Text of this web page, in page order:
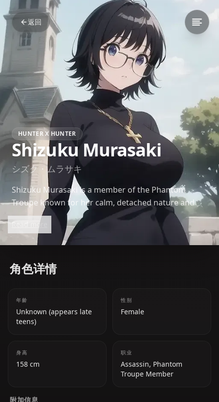
返回
HUNTER X HUNTER
Shizuku Murasaki
シズク・ムラサキ
Shizuku Murasaki is a member of the Phantom
Troupe known for her calm, detached nature and
deadly vacuum Nen ability. Though emotionally
distant, she’s a pivotal character in the group’s
operations.
Read more
角色详情
年龄
Unknown (appears late
teens)
性别
Female
身高
158 cm
职业
Assassin, Phantom
Troupe Member
附加信息